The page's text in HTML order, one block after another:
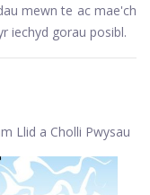
mewn te ac mae'ch
iechyd gorau posibl.
Llid a Cholli Pwysau